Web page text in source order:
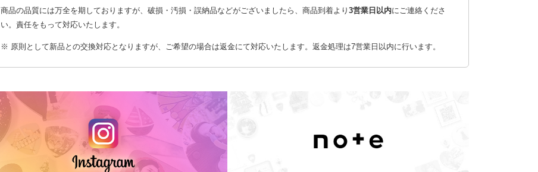
商品の品質には万全を期しておりますが、破損・汚損・誤納品などがございましたら、商品到着より 3営業日以内にご連絡くださ
い。責任をもって対応いたします。
※ 原則として新品との交換対応となりますが、ご希望の場合は返金にて対応いたします。返金処理は7営業日以内に行います。